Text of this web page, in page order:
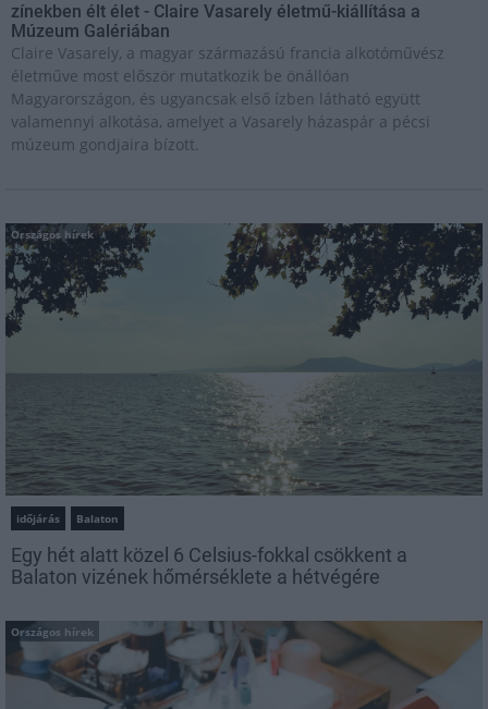
zínekben élt élet - Claire Vasarely életmű-kiállítása a
Múzeum Galériában
Claire Vasarely, a magyar származású francia alkotóművész
életműve most először mutatkozik be önállóan
Magyarországon, és ugyancsak első ízben látható együtt
valamennyi alkotása, amelyet a Vasarely házaspár a pécsi
múzeum gondjaira bízott.
Országos hírek
időjárás Balaton
Egy hét alatt közel 6 Celsius-fokkal csökkent a
Balaton vizének hőmérséklete a hétvégére
Országos hírek